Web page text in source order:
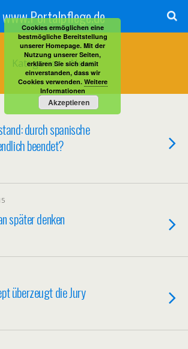
www.Portalpflege.de
Kategorien ›News
durch spanische
beendet?
später denken
überzeugt die Jury
Cookies ermöglichen eine
bestmögliche Bereitstellung
unserer Homepage. Mit der
Nutzung unserer Seiten,
erklären Sie sich damit
einverstanden, dass wir
Cookies verwenden. Weitere
Informationen
Akzeptieren